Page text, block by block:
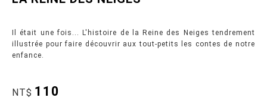
Il était une fois... L'histoire de la Reine des Neiges tendrement
illustrée pour faire découvrir aux tout-petits les contes de notre
enfance.
NT$ 110